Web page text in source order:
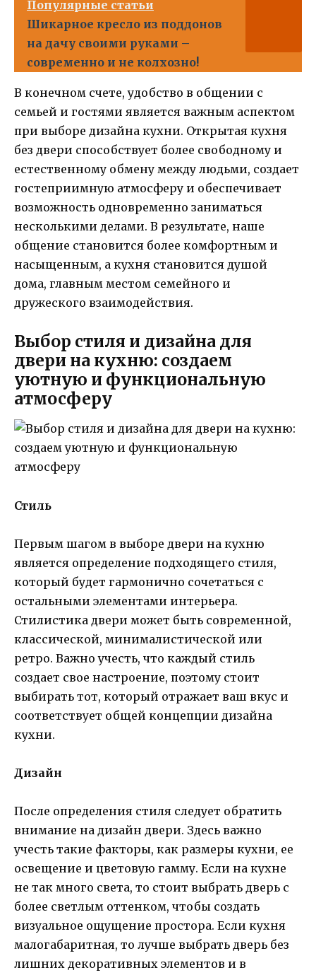
Популярные статьи
Шикарное кресло из поддонов
на дачу своими руками –
современно и не колхозно!
В конечном счете, удобство в общении с
семьей и гостями является важным аспектом
при выборе дизайна кухни. Открытая кухня
без двери способствует более свободному и
естественному обмену между людьми, создает
гостеприимную атмосферу и обеспечивает
возможность одновременно заниматься
несколькими делами. В результате, наше
общение становится более комфортным и
насыщенным, а кухня становится душой
дома, главным местом семейного и
дружеского взаимодействия.
Выбор стиля и дизайна для
двери на кухню: создаем
уютную и функциональную
атмосферу
Стиль
Первым шагом в выборе двери на кухню
является определение подходящего стиля,
который будет гармонично сочетаться с
остальными элементами интерьера.
Стилистика двери может быть современной,
классической, минималистической или
ретро. Важно учесть, что каждый стиль
создает свое настроение, поэтому стоит
выбирать тот, который отражает ваш вкус и
соответствует общей концепции дизайна
кухни.
Дизайн
После определения стиля следует обратить
внимание на дизайн двери. Здесь важно
учесть такие факторы, как размеры кухни, ее
освещение и цветовую гамму. Если на кухне
не так много света, то стоит выбрать дверь с
более светлым оттенком, чтобы создать
визуальное ощущение простора. Если кухня
малогабаритная, то лучше выбрать дверь без
лишних декоративных элементов и в